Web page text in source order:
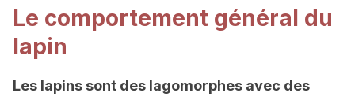
Le comportement général du
lapin
Les lapins sont des lagomorphes avec des